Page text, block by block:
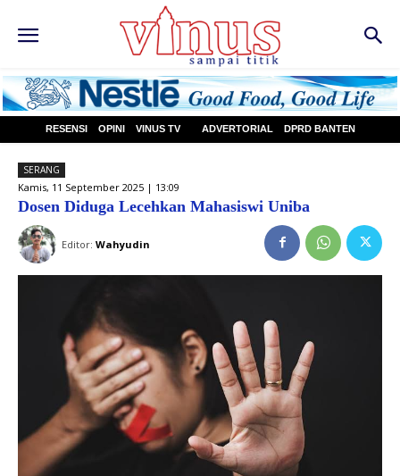
RESENSI OPINI VINUS TV ADVERTORIAL DPRD BANTEN
SERANG
Kamis, 11 September 2025 | 13:09
Dosen Diduga Lecehkan Mahasiswi Uniba
Editor: Wahyudin